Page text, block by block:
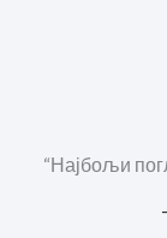
“Најбољи